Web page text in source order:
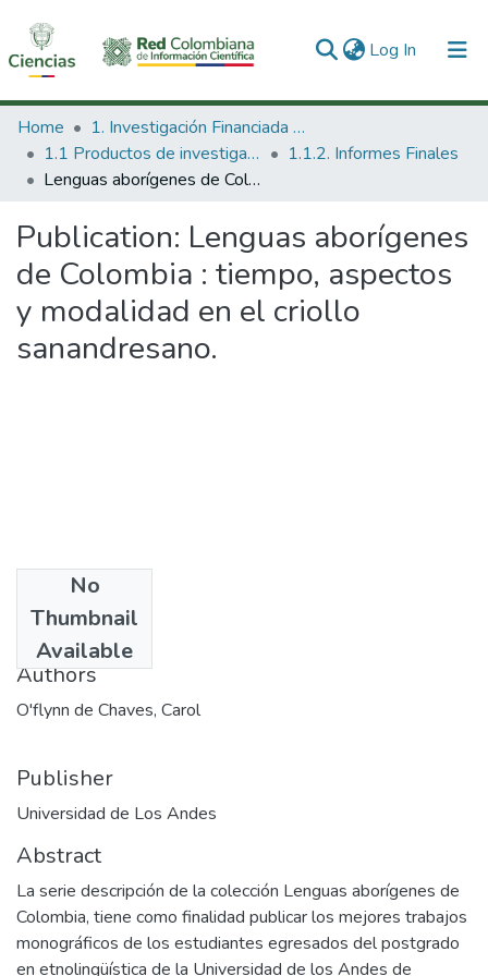
Log In (current)
Communities & Collections
All of DSpace
Home
1. Investigación Financiada con Recursos Públicos
1.1 Productos de investigación
1.1.2. Informes Finales
Lenguas aborígenes de Colombia : tiempo, aspectos y modalidad en el criollo sanandresano.
Publication: Lenguas aborígenes
de Colombia : tiempo, aspectos
y modalidad en el criollo
sanandresano.
No
Thumbnail
Available
1990
Authors
O'flynn de Chaves, Carol
Publisher
Universidad de Los Andes
Abstract
La serie descripción de la colección Lenguas aborígenes de
Colombia, tiene como finalidad publicar los mejores trabajos
monográficos de los estudiantes egresados del postgrado
en etnolingüística de la Universidad de los Andes de